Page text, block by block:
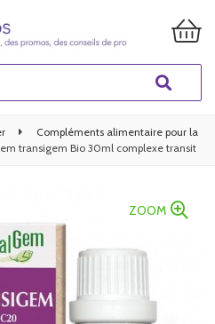
Compléments alimentaire pour la
transigem Bio 30ml complexe transit
ZOOM